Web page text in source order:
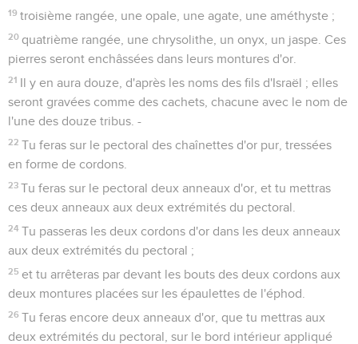
19 troisième rangée, une opale, une agate, une améthyste ;
20 quatrième rangée, une chrysolithe, un onyx, un jaspe. Ces
pierres seront enchâssées dans leurs montures d'or.
21 Il y en aura douze, d'après les noms des fils d'Israël ; elles
seront gravées comme des cachets, chacune avec le nom de
l'une des douze tribus. -
22 Tu feras sur le pectoral des chaînettes d'or pur, tressées
en forme de cordons.
23 Tu feras sur le pectoral deux anneaux d'or, et tu mettras
ces deux anneaux aux deux extrémités du pectoral.
24 Tu passeras les deux cordons d'or dans les deux anneaux
aux deux extrémités du pectoral ;
25 et tu arrêteras par devant les bouts des deux cordons aux
deux montures placées sur les épaulettes de l'éphod.
26 Tu feras encore deux anneaux d'or, que tu mettras aux
deux extrémités du pectoral, sur le bord intérieur appliqué